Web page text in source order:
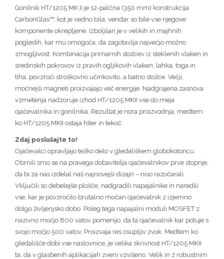
Gonilnik HT/1205 MK II je 12-palčna (350 mm) konstrukcija
CarbonGlas™, kot je vedno bila, vendar so bile vse njegove
komponente okrepljene. Izboljšan je v velikih in majhnih
pogledih, kar mu omogoča, da zagotavlja največjo možno
zmogljivost. Kombinacija primarnih stožcev iz steklenih vlaken in
sredinskih pokrovov iz pravih ogljikovih vlaken, lahka, toga in
tiha, povzroči stroškovno učinkovito, a batno stožce. Večji,
močnejši magneti proizvajajo več energije. Nadgrajena zasnova
vzmetenja nadzoruje izhod HT/1205 MKII vse do meja
ojačevalnika in gonilnika. Rezultat je nora proizvodnja, medtem
ko HT/1205 MKII ostaja hiter in tekoč.
Zdaj poslušajte to!
Ojačevalci opravljajo težko delo v gledališkem globokotoncu.
Obrnili smo se na pravega dobavitelja ojačevalnikov prve stopnje,
da bi za nas izdelal naš najnovejši dizajn – niso razočarali.
Vključili so debelejše plošče, nadgradili napajalnike in naredili
vse, kar je povzročilo brutalno močan ojačevalnik z izjemno
dolgo življenjsko dobo. Poleg tega napajalni moduli MOSFET z
nazivno močjo 800 vatov pomenijo, da ta ojačevalnik kar potuje s
svojo močjo 500 vatov. Proizvaja res osupljiv zvok. Medtem ko
gledališče dobi vse naslovnice, je velika skrivnost HT/1205 MKII
ta, da v glasbenih aplikacijah zveni vzvišeno. Velik in z robustnim